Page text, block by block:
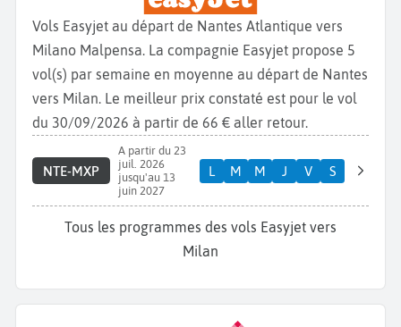
Vols Easyjet au départ de Nantes Atlantique vers
Milano Malpensa. La compagnie Easyjet propose 5
vol(s) par semaine en moyenne au départ de Nantes
vers Milan. Le meilleur prix constaté est pour le vol
du 30/09/2026 à partir de 66 € aller retour.
NTE-MXP
A partir du 23
juil. 2026
jusqu'au 13
juin 2027
L M M J V S
Tous les programmes des vols Easyjet vers
Milan